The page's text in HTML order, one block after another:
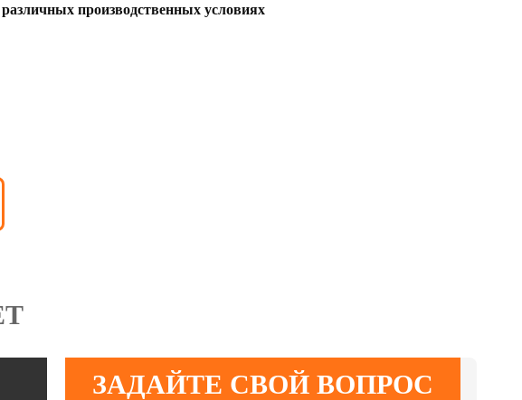
производственных условиях
ЗАДАЙТЕ СВОЙ ВОПРОС